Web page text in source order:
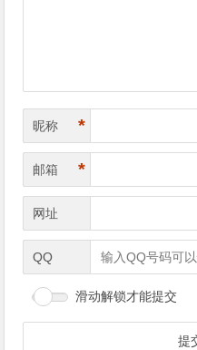
昵称 *
邮箱 *
网址
QQ
滑动解锁才能提交